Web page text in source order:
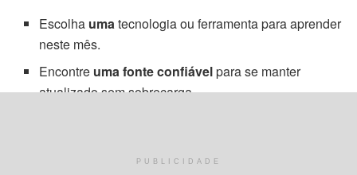
Escolha umatecnologia ou ferramenta para aprender
neste mês.
Encontre uma fonte confiávelpara se manter
atualizado sem sobrecarga.
PUBLICIDADE